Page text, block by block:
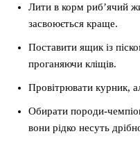
Лити в корм риб’ячий
засвоюється краще.
Поставити ящик із
проганяючи кліщів.
Провітрювати курник,
Обирати породи-
вони рідко несуть